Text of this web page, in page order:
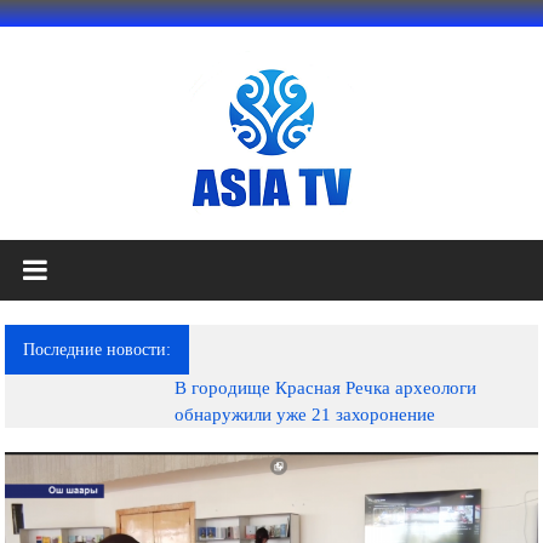
Перейти
АЗИЯ
ТВ
это
телеканал
документальные
музыкальные
произведения,
Последние новости:
В городище Красная Речка археологи
обнаружили уже 21 захоронение